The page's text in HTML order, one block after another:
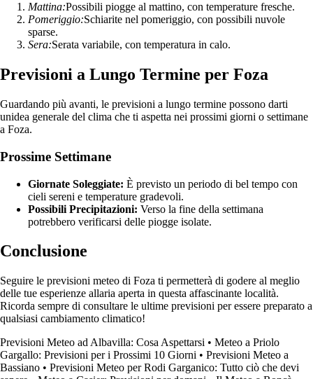
Mattina:Possibili piogge al mattino, con temperature fresche.
Pomeriggio:Schiarite nel pomeriggio, con possibili nuvole
sparse.
Sera:Serata variabile, con temperatura in calo.
Previsioni a Lungo Termine per Foza
Guardando più avanti, le previsioni a lungo termine possono darti
unidea generale del clima che ti aspetta nei prossimi giorni o settimane
a Foza.
Prossime Settimane
Giornate Soleggiate: È previsto un periodo di bel tempo con
cieli sereni e temperature gradevoli.
Possibili Precipitazioni: Verso la fine della settimana
potrebbero verificarsi delle piogge isolate.
Conclusione
Seguire le previsioni meteo di Foza ti permetterà di godere al meglio
delle tue esperienze allaria aperta in questa affascinante località.
Ricorda sempre di consultare le ultime previsioni per essere preparato a
qualsiasi cambiamento climatico!
Previsioni Meteo ad Albavilla: Cosa Aspettarsi • Meteo a Priolo
Gargallo: Previsioni per i Prossimi 10 Giorni • Previsioni Meteo a
Bassiano • Previsioni Meteo per Rodi Garganico: Tutto ciò che devi